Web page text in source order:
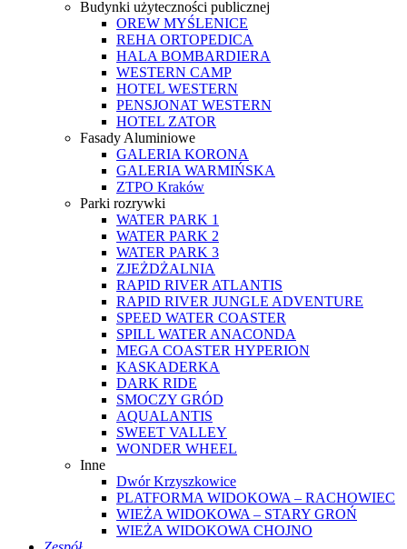
Budynki użyteczności publicznej
OREW MYŚLENICE
REHA ORTOPEDICA
HALA BOMBARDIERA
WESTERN CAMP
HOTEL WESTERN
PENSJONAT WESTERN
HOTEL ZATOR
Fasady Aluminiowe
GALERIA KORONA
GALERIA WARMIŃSKA
ZTPO Kraków
Parki rozrywki
WATER PARK 1
WATER PARK 2
WATER PARK 3
ZJEŻDŻALNIA
RAPID RIVER ATLANTIS
RAPID RIVER JUNGLE ADVENTURE
SPEED WATER COASTER
SPILL WATER ANACONDA
MEGA COASTER HYPERION
KASKADERKA
DARK RIDE
SMOCZY GRÓD
AQUALANTIS
SWEET VALLEY
WONDER WHEEL
Inne
Dwór Krzyszkowice
PLATFORMA WIDOKOWA – RACHOWIEC
WIEŻA WIDOKOWA – STARY GROŃ
WIEŻA WIDOKOWA CHOJNO